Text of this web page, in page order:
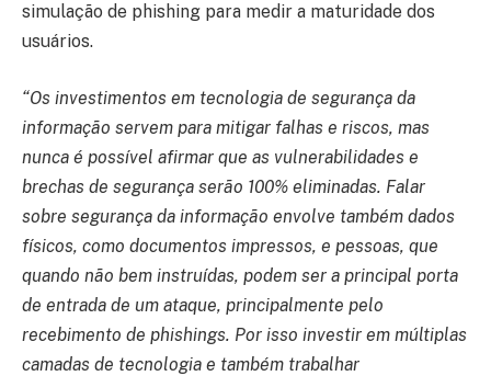
simulação de phishing para medir a maturidade dos
usuários.
“Os investimentos em tecnologia de segurança da
informação servem para mitigar falhas e riscos, mas
nunca é possível afirmar que as vulnerabilidades e
brechas de segurança serão 100% eliminadas. Falar
sobre segurança da informação envolve também dados
físicos, como documentos impressos, e pessoas, que
quando não bem instruídas, podem ser a principal porta
de entrada de um ataque, principalmente pelo
recebimento de phishings. Por isso investir em múltiplas
camadas de tecnologia e também trabalhar